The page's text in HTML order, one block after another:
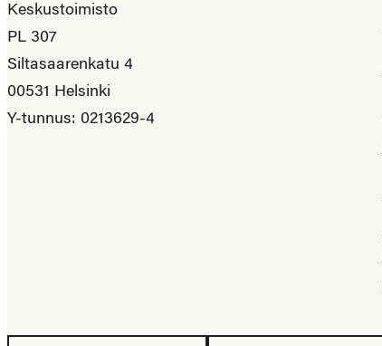
Keskustoimisto
PL 307
Siltasaarenkatu 4
00531 Helsinki
Y-tunnus: 0213629-4